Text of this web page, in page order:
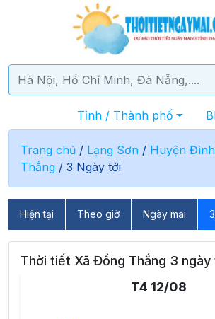
Tỉnh / Thành phố
Trang chủ / Lạng Sơn / Huyện
Thắng / 3 Ngày tới
Hiện tại Theo giờ Ngày mai
Thời tiết Xã Đồng Thắng 3 ngày
T4 12/08